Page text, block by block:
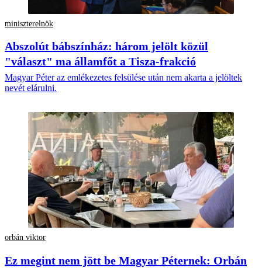
miniszterelnök
Abszolút bábszínház: három jelölt közül
"választ" ma államfőt a Tisza-frakció
Magyar Péter az emlékezetes felsülése után nem akarta a jelöltek
nevét elárulni.
orbán viktor
Ez megint nem jött be Magyar Péternek: Orbán